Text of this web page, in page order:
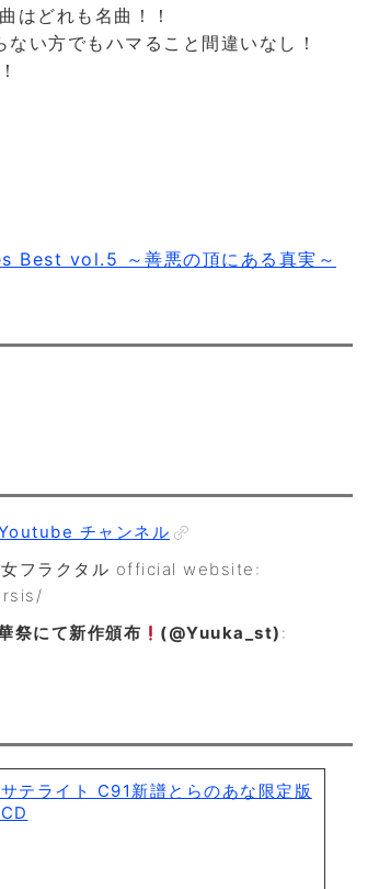
はどれも名曲！！
い方でもハマること間違いなし！
vol.5 ～善悪の頂にある真実～
チャンネル
女フラクタル official website:
祭にて新作頒布
(@Yuuka_st) :
テライト C91新譜とらのあな限定版